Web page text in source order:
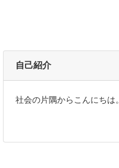
自己紹介
社会の片隅からこんにちは。